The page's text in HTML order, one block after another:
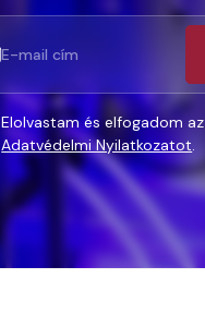
Elolvastam és elfogadom az
Adatvédelmi Nyilatkozatot.